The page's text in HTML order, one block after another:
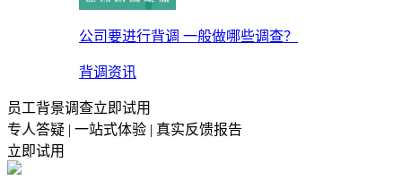
公司要进行背调 一般做哪些调查？
背调资讯
员工背景调查立即试用
专人答疑 | 一站式体验 | 真实反馈报告
立即试用